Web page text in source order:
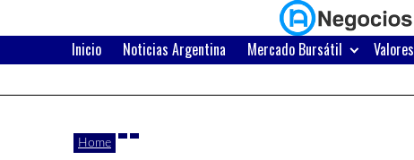
content
Negocios
Últimas
noticias,
Inicio Noticias Argentina Mercado Bursátil Valores
Home